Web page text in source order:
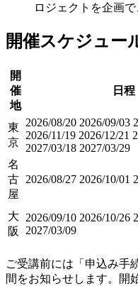
ロジェクトを企画で
開催スケジュー
開
催
地
日程
東
京
2026/08/20 2026/09/03
2026/11/19 2026/12/21
2027/03/18 2027/03/29
名
古
屋
2026/08/27 2026/10/01
大
阪
2026/09/10 2026/10/26
2027/03/09
ご受講前には「申込み手
間をお知らせします。開